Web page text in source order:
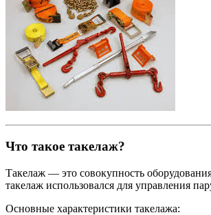
Что такое такелаж?
Такелаж — это совокупность
такелаж использовался для управления
Основные характеристики такелажа: